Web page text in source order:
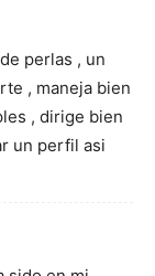
perlas , un
, maneja bien
, dirige bien
un perfil asi